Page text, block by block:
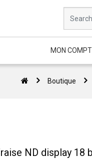
MON
Boutique
ND display 18